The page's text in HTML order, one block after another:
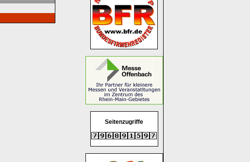
Seitenzugriffe